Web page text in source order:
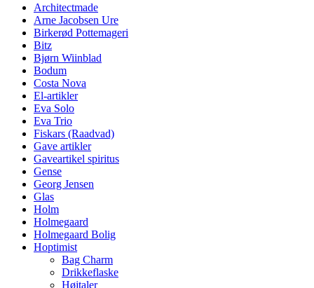
Architectmade
Arne Jacobsen Ure
Birkerød Pottemageri
Bitz
Bjørn Wiinblad
Bodum
Costa Nova
El-artikler
Eva Solo
Eva Trio
Fiskars (Raadvad)
Gave artikler
Gaveartikel spiritus
Gense
Georg Jensen
Glas
Holm
Holmegaard
Holmegaard Bolig
Hoptimist
Bag Charm
Drikkeflaske
Højtaler